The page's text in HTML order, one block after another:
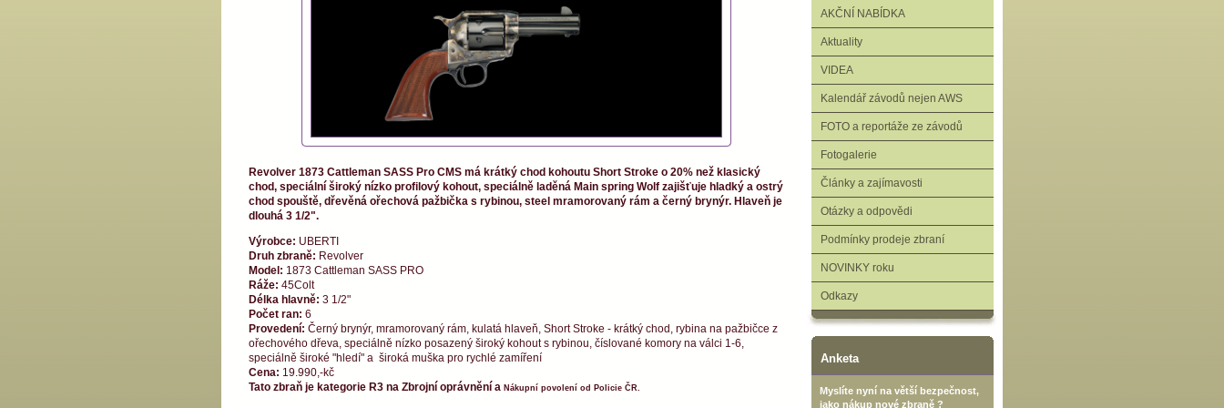
Revolver 1873 Cattleman SASS Pro CMS má krátký chod kohoutu Short Stroke o 20% než klasický
chod, speciální široký nízko profilový kohout, speciálně laděná Main spring Wolf zajišťuje hladký a ostrý
chod spouště, dřevěná ořechová pažbička s rybinou, steel mramorovaný rám a černý brynýr. Hlaveň je
dlouhá 3 1/2".
Výrobce: UBERTI
Druh zbraně: Revolver
Model: 1873 Cattleman SASS PRO
Ráže: 45Colt
Délka hlavně: 3 1/2"
Počet ran: 6
Provedení: Černý brynýr, mramorovaný rám, kulatá hlaveň, Short Stroke - krátký chod, rybina na pažbičce z
ořechového dřeva, speciálně nízko posazený široký kohout s rybinou, číslované komory na válci 1-6,
speciálně široké "hledí" a široká muška pro rychlé zamíření
Cena: 19.990,-kč
Tato zbraň je kategorie R3 na Zbrojní oprávnění a Nákupní povolení od Policie ČR.
AKČNÍ NABÍDKA
Aktuality
VIDEA
Kalendář závodů nejen AWS
FOTO a reportáže ze závodů
Fotogalerie
Články a zajímavosti
Otázky a odpovědi
Podmínky prodeje zbraní
NOVINKY roku
Odkazy
Anketa
Myslíte nyní na větší bezpečnost,
jako nákup nové zbraně ?